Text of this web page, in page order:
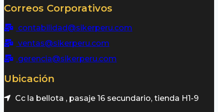
Correos Corporativos
contabilidad@sikerperu.com
ventas@sikerperu.com
gerencia@sikerperu.com
Ubicación
Cc la bellota , pasaje 16 secundario, tienda H1-9